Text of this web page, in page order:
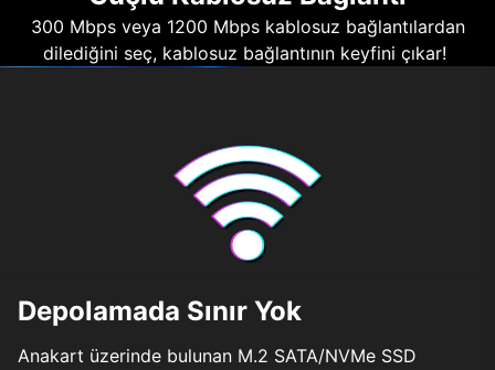
300 Mbps veya 1200 Mbps kablosuz bağlantılardan
dilediğini seç, kablosuz bağlantının keyfini çıkar!
Depolamada Sınır Yok
Anakart üzerinde bulunan M.2 SATA/NVMe SSD